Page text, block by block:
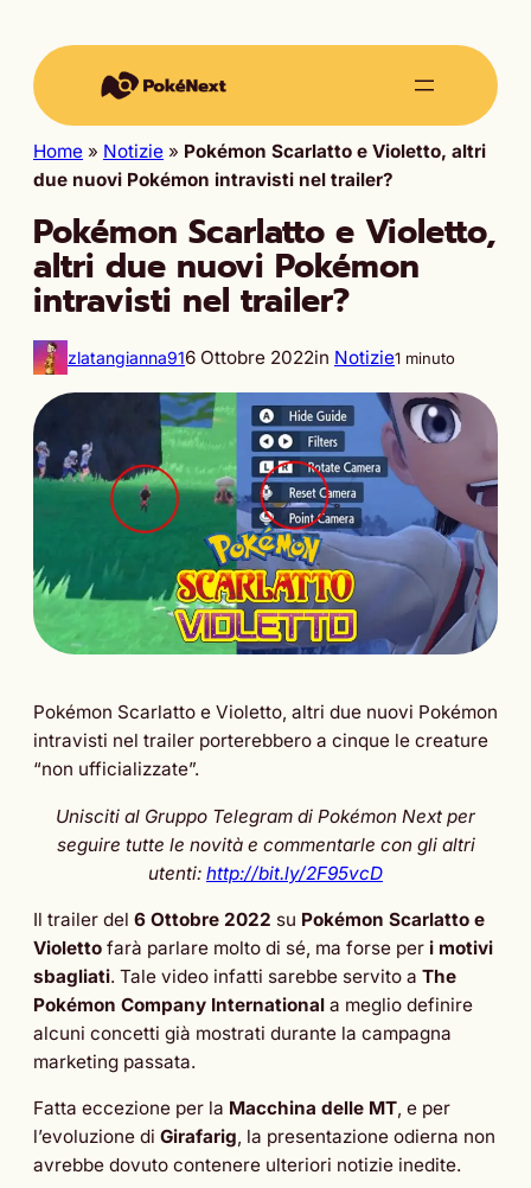
Home » Notizie » Pokémon Scarlatto e Violetto, altri
due nuovi Pokémon intravisti nel trailer?
Pokémon Scarlatto e Violetto,
altri due nuovi Pokémon
intravisti nel trailer?
zlatangianna916 Ottobre 2022in Notizie1 minuto
Pokémon Scarlatto e Violetto, altri due nuovi Pokémon
intravisti nel trailer porterebbero a cinque le creature
“non ufficializzate”.
Unisciti al Gruppo Telegram di Pokémon Next per
seguire tutte le novità e commentarle con gli altri
utenti: http://bit.ly/2F95vcD
Il trailer del 6 Ottobre 2022 su Pokémon Scarlatto e
Violetto farà parlare molto di sé, ma forse per i motivi
sbagliati. Tale video infatti sarebbe servito a The
Pokémon Company International a meglio definire
alcuni concetti già mostrati durante la campagna
marketing passata.
Fatta eccezione per la Macchina delle MT, e per
l’evoluzione di Girafarig, la presentazione odierna non
avrebbe dovuto contenere ulteriori notizie inedite.